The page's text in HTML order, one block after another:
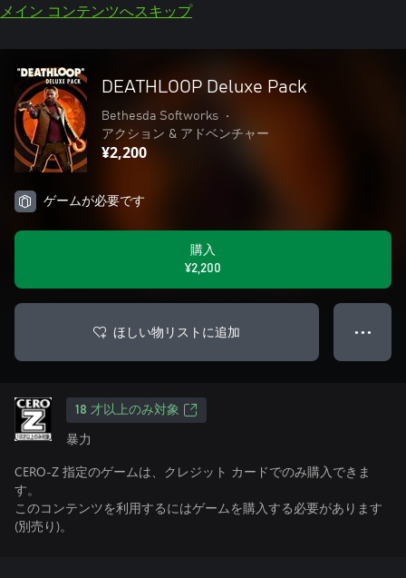
メイン コンテンツへスキップ
DEATHLOOP Deluxe Pack
Bethesda Softworks
•
アクション & アドベンチャー
¥2,200
ゲームが必要です
購入
¥2,200
ほしい物リストに追加 ● ● ●
18 才以上のみ対象
暴力
CERO-Z 指定のゲームは、クレジット カードでのみ購入できま
す。
このコンテンツを利用するにはゲームを購入する必要があります
(別売り)。